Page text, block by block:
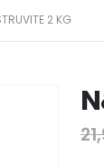
2 KG